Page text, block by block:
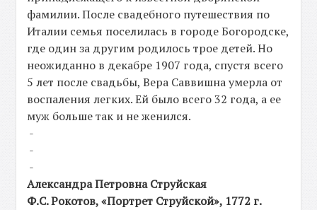
фамилии. После свадебного путешествия по
Италии семья поселилась в городе Богородске,
где один за другим родилось трое детей. Но
неожиданно в декабре 1907 года, спустя всего
5 лет после свадьбы, Вера Саввишна умерла от
воспаления легких. Ей было всего 32 года, а ее
муж больше так и не женился.
-
-
-
Александра Петровна Струйская
Ф.С. Рокотов, «Портрет Струйской», 1772 г.